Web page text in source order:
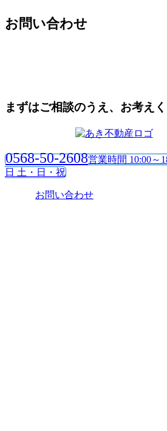
お問い合わせ
まずはご相談のうえ、お考えく
0568-50-2608営業時間 10:00～
日 土・日・祝
お問い合わせ